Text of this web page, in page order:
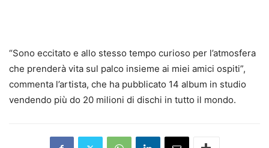
“Sono eccitato e allo stesso tempo curioso per l’atmosfera
che prenderà vita sul palco insieme ai miei amici ospiti”,
commenta l’artista, che ha pubblicato 14 album in studio
vendendo più do 20 milioni di dischi in tutto il mondo.